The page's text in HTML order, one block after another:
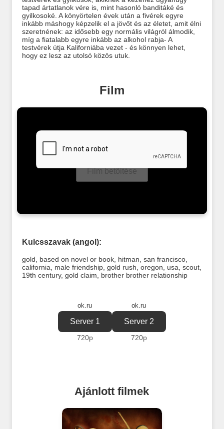
tapad ártatlanok vére is, mint hasonló banditáké és
gyilkosoké. A könyörtelen évek után a fivérek egyre
inkább máshogy képzelik el a jövőt és az életet, amit élni
szeretnének: az idősebb egy normális világról álmodik,
míg a fiatalabb egyre inkább az alkohol rabja- A
testvérek útja Kaliforniába vezet - és könnyen lehet,
hogy ez lesz az utolsó közös utuk.
Film
Film betöltése
Kulcsszavak (angol):
gold based on novel or book, hitman san francisco,
california
male friendship, gold rush oregon usa scout,
19th century, gold claim brother brother relationship
ok.ru
Server 1
720p
ok.ru
Server 2
720p
Ajánlott filmek